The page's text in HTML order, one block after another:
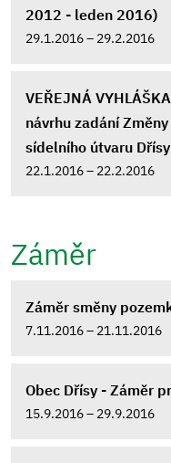
2012 - leden 2016)
29.1.2016 – 29.2.2016
VEŘEJNÁ
návrhu zadání
sídelního útvaru Dřísy
22.1.2016 – 22.2.2016
Záměr
Záměr směny
7.11.2016 – 21.11.2016
Obec Dřísy - Záměr
15.9.2016 – 29.9.2016